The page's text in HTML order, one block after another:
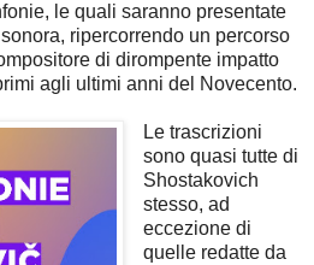
le quali saranno presentate
ripercorrendo un percorso
di dirompente impatto
agli ultimi anni del Novecento.
Le trascrizioni
sono quasi tutte di
Shostakovich
stesso, ad
eccezione di
quelle redatte da